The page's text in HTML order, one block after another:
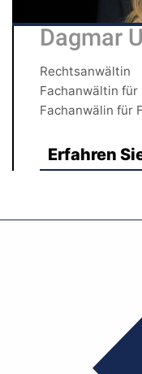
Dagmar
Rechtsanwältin
Fachanwältin
Fachanwälin für
Erfahren